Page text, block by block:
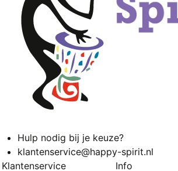
Hulp nodig bij je keuze?
klantenservice@happy-spirit.nl
Klantenservice
Info